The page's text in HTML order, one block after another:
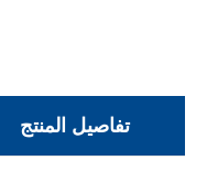
تفاصيل المنتج